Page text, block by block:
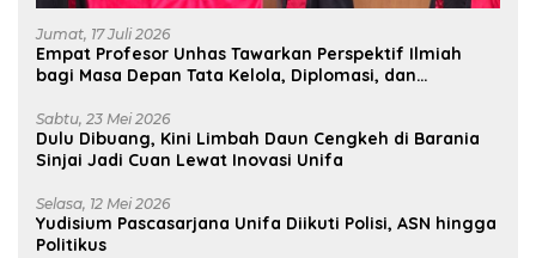
Jumat, 17 Juli 2026
Empat Profesor Unhas Tawarkan Perspektif Ilmiah
bagi Masa Depan Tata Kelola, Diplomasi, dan
Sabtu, 23 Mei 2026
Dulu Dibuang, Kini Limbah Daun Cengkeh di Barania
Sinjai Jadi Cuan Lewat Inovasi Unifa
Selasa, 12 Mei 2026
Yudisium Pascasarjana Unifa Diikuti Polisi, ASN hingga
Politikus